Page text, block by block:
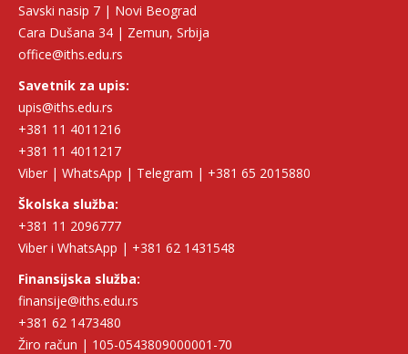
Savski nasip 7 | Novi Beograd
Cara Dušana 34 | Zemun, Srbija
office@iths.edu.rs
Savetnik za upis:
upis@iths.edu.rs
+381 11 4011216
+381 11 4011217
Viber | WhatsApp | Telegram | +381 65 2015880
Školska služba:
+381 11 2096777
Viber i WhatsApp | +381 62 1431548
Finansijska služba:
finansije@iths.edu.rs
+381 62 1473480
Žiro račun | 105-0543809000001-70